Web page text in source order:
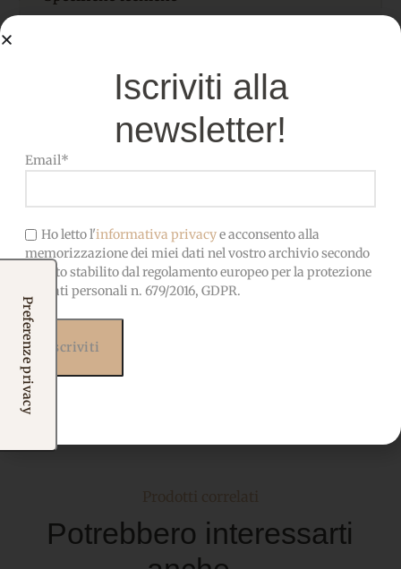
1 mm
MATERIALE
morbido, facile da cucire e
CERTIFICATO
OEKO-TEX-Privo di sostanze
nocive, adatto anche ai
bambini
Potrebbero interessarti
Iscriviti alla
newsletter!
Email*
Ho letto l'informativa privacye acconsento alla
memorizzazione dei miei dati nel vostro archivio secondo
quanto stabilito dal regolamento europeo per la protezione
dei dati personali n. 679/2016, GDPR.